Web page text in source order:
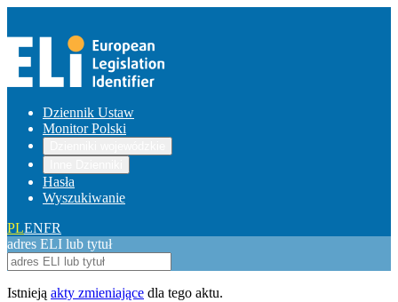
Dziennik Ustaw
Monitor Polski
Hasła
Wyszukiwanie
PLENFR
adres ELI lub tytuł
Istnieją akty zmieniające dla tego aktu.